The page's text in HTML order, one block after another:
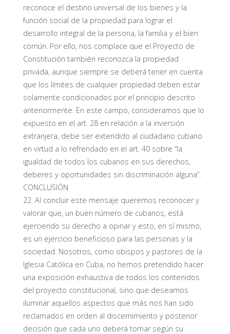
reconoce el destino universal de los bienes y la
función social de la propiedad para lograr el
desarrollo integral de la persona, la familia y el bien
común. Por ello, nos complace que el Proyecto de
Constitución también reconozca la propiedad
privada, aunque siempre se deberá tener en cuenta
que los límites de cualquier propiedad deben estar
solamente condicionados por el principio descrito
anteriormente. En este campo, consideramos que lo
expuesto en el art. 28 en relación a la inversión
extranjera, debe ser extendido al ciudadano cubano
en virtud a lo refrendado en el art. 40 sobre “la
igualdad de todos los cubanos en sus derechos,
deberes y oportunidades sin discriminación alguna”.
CONCLUSIÓN
22. Al concluir este mensaje queremos reconocer y
valorar que, un buen número de cubanos, está
ejerciendo su derecho a opinar y esto, en sí mismo,
es un ejercicio beneficioso para las personas y la
sociedad. Nosotros, como obispos y pastores de la
Iglesia Católica en Cuba, no hemos pretendido hacer
una exposición exhaustiva de todos los contenidos
del proyecto constitucional, sino que deseamos
iluminar aquellos aspectos que más nos han sido
reclamados en orden al discernimiento y posterior
decisión que cada uno deberá tomar según su